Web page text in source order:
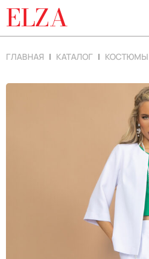
ELZA
ГЛАВНАЯ КАТАЛОГ КОСТЮМЫ